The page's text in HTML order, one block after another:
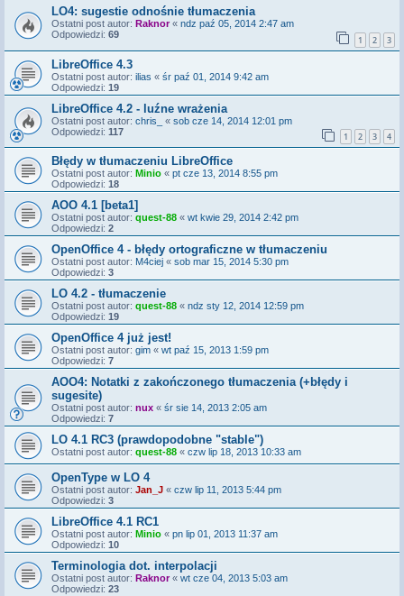
LO4: sugestie odnośnie tłumaczenia
Ostatni post autor: Raknor« ndz paź 05, 2014 2:47 am
Odpowiedzi: 69 1 2 3
LibreOffice 4.3
Ostatni post autor: ilias « śr paź 01, 2014 9:42 am
Odpowiedzi: 19
LibreOffice 4.2 - luźne wrażenia
Ostatni post autor: chris_ « sob cze 14, 2014 12:01 pm
Odpowiedzi: 117 1 2 3 4
Błędy w tłumaczeniu LibreOffice
Ostatni post autor: Minio « pt cze 13, 2014 8:55 pm
Odpowiedzi: 18
AOO 4.1 [beta1]
Ostatni post autor: quest-88 « wt kwie 29, 2014 2:42 pm
Odpowiedzi: 2
OpenOffice 4 - błędy ortograficzne w tłumaczeniu
Ostatni post autor: M4ciej « sob mar 15, 2014 5:30 pm
Odpowiedzi: 3
LO 4.2 - tłumaczenie
Ostatni post autor: quest-88 « ndz sty 12, 2014 12:59 pm
Odpowiedzi: 19
OpenOffice 4 już jest!
Ostatni post autor: gim « wt paź 15, 2013 1:59 pm
Odpowiedzi: 7
AOO4: Notatki z zakończonego tłumaczenia (+błędy i
sugesite)
Ostatni post autor: nux « śr sie 14, 2013 2:05 am
Odpowiedzi: 7
LO 4.1 RC3 (prawdopodobne "stable")
Ostatni post autor: quest-88 « czw lip 18, 2013 10:33 am
OpenType w LO 4
Ostatni post autor: Jan_J « czw lip 11, 2013 5:44 pm
Odpowiedzi: 3
LibreOffice 4.1 RC1
Ostatni post autor: Minio « pn lip 01, 2013 11:37 am
Odpowiedzi: 10
Terminologia dot. interpolacji
Ostatni post autor: Raknor« wt cze 04, 2013 5:03 am
Odpowiedzi: 23